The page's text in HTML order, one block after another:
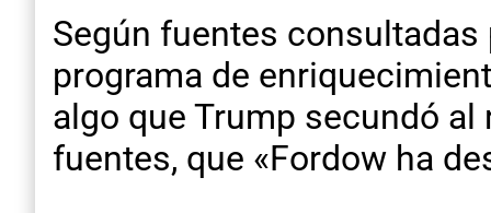
Según fuentes
programa de
algo que Trump secundó
fuentes, que «Fordow ha